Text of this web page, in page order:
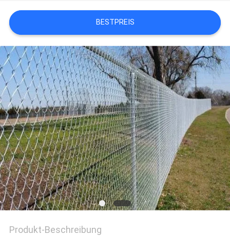
SIE
EIN
ZITAT
SITEMAP
PRIVACY
POLICY
BESTPREIS
Produkt-Beschreibung